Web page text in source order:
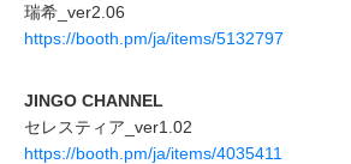
瑞希_ver2.06
https://booth.pm/ja/items/5132797
JINGO CHANNEL
セレスティア_ver1.02
https://booth.pm/ja/items/4035411